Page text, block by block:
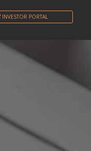
INVESTOR PORTAL